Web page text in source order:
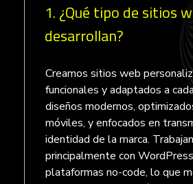
1. ¿Qué tipo de sitios
desarrollan?
Creamos sitios web
funcionales y adaptados a
diseños modernos,
móviles, y enfocados en
identidad de la marca.
principalmente con
plataformas no-code, lo que